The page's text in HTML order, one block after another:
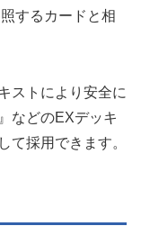
するカードと相
ストにより安全に
などのEXデッキ
て採用できます。